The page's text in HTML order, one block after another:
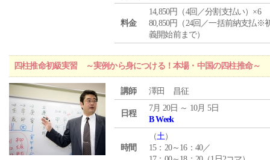
料金
14,850円（4回／分割支払い）×6
80,850円（24回／一括前納支払※
義開始前まで）
四柱推命初級実習 ～実例から身につける！本場・中国の四柱推命～
講師 澤田 昌征
日程
7月 20日 ～ 10月 5日
B Week
時間
（土）
15：20～16：40／